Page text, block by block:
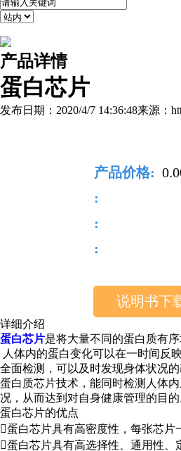
产品详情
蛋白芯片
发布日期：2020/4/7 14:36:48来源：
产品价格:
:
:
:
说明书下
详细介绍
蛋白芯片是将大量不同的蛋白质有
人体内的蛋白变化可以在一时间反
全面检测，可以及时发现身体状况
蛋白质芯片技术，能同时检测人体
况，从而达到对自身健康管理的目的
蛋白芯片的优点
蛋白芯片具有高密度性，每张芯片
蛋白芯片具有高选择性、通用性、